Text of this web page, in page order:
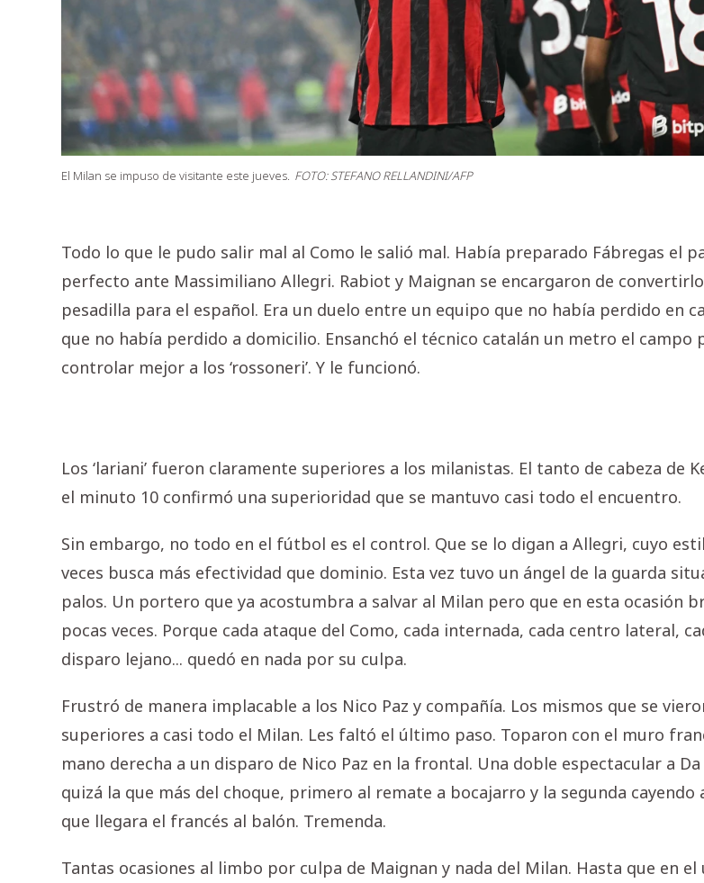
El Milan se impuso de visitante este jueves. FOTO: STEFANO RELLANDINI/AFP
Todo lo que le pudo salir mal al Como le salió mal. Había preparado Fábregas el
perfecto ante Massimiliano Allegri. Rabiot y Maignan se encargaron de
pesadilla para el español. Era un duelo entre un equipo que no había perdido en
que no había perdido a domicilio. Ensanchó el técnico catalán un metro el campo
controlar mejor a los ‘rossoneri’. Y le funcionó.
Los ‘lariani’ fueron claramente superiores a los milanistas. El tanto de cabeza de
el minuto 10 confirmó una superioridad que se mantuvo casi todo el encuentro.
Sin embargo, no todo en el fútbol es el control. Que se lo digan a Allegri, cuyo
veces busca más efectividad que dominio. Esta vez tuvo un ángel de la guarda
palos. Un portero que ya acostumbra a salvar al Milan pero que en esta ocasión
pocas veces. Porque cada ataque del Como, cada internada, cada centro lateral,
disparo lejano... quedó en nada por su culpa.
Frustró de manera implacable a los Nico Paz y compañía. Los mismos que se
superiores a casi todo el Milan. Les faltó el último paso. Toparon con el muro
mano derecha a un disparo de Nico Paz en la frontal. Una doble espectacular a Da
quizá la que más del choque, primero al remate a bocajarro y la segunda cayendo
que llegara el francés al balón. Tremenda.
Tantas ocasiones al limbo por culpa de Maignan y nada del Milan. Hasta que en